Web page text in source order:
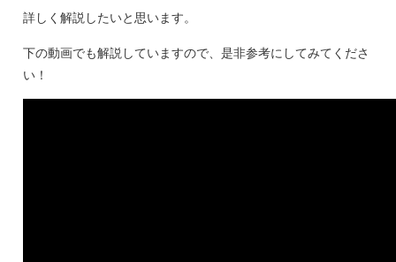
詳しく解説したいと思います。
下の動画でも解説していますので、是非参考にしてみてくださ
い！